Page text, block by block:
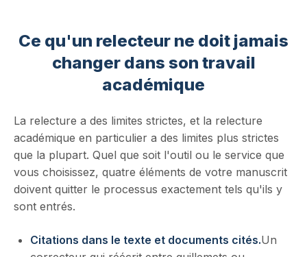
Ce qu'un relecteur ne doit jamais
changer dans son travail
académique
La relecture a des limites strictes, et la relecture
académique en particulier a des limites plus strictes
que la plupart. Quel que soit l'outil ou le service que
vous choisissez, quatre éléments de votre manuscrit
doivent quitter le processus exactement tels qu'ils y
sont entrés.
Citations dans le texte et documents cités.Un